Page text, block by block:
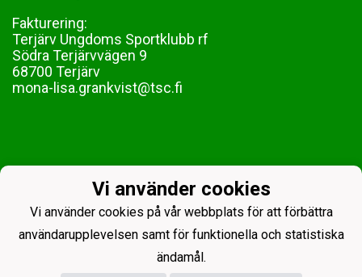
Fakturering:
Terjärv Ungdoms Sportklubb rf
Södra Terjärvvägen 9
68700 Terjärv
mona-lisa.grankvist@tsc.fi
Vi använder cookies
Vi använder cookies på vår webbplats för att förbättra
användarupplevelsen samt för funktionella och statistiska
ändamål.